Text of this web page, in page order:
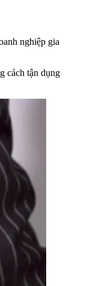
nghiệp gia
cách tận dụng